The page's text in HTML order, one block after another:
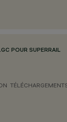
POUR SUPERRAIL